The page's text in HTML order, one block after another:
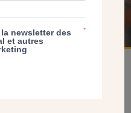
newsletter des
et autres
*